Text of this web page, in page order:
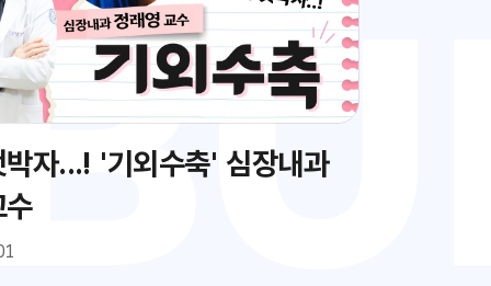
박자...! '기외수축' 심장내과